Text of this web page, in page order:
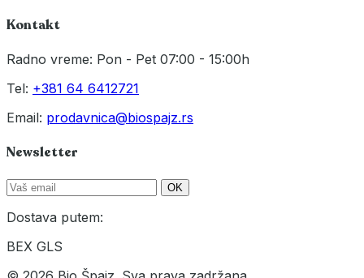
Kontakt
Radno vreme: Pon - Pet 07:00 - 15:00h
Tel: +381 64 6412721
Email: prodavnica@biospajz.rs
Newsletter
OK
Dostava putem:
BEX GLS